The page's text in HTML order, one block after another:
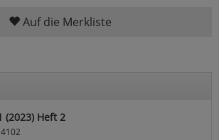
Auf die Merkliste
(2023) Heft 2